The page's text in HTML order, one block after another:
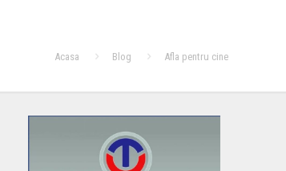
Acasa Blog Afla pentru cine